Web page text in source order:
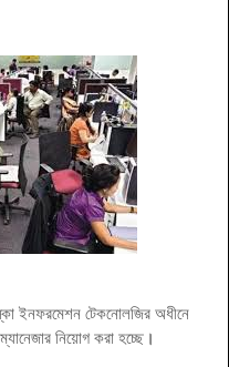
ইনফরমেশন টেকনোলজির অধীনে
নিয়োগ করা হচ্ছে ।